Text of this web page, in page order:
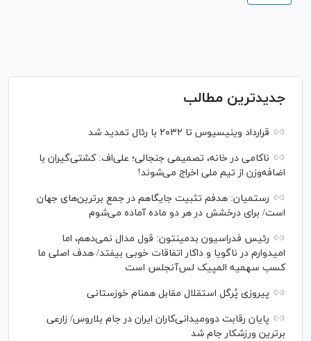
جدیدترین مطالب
قرارداد وینیسیوس تا ۲۰۳۲ با رئال‌ تمدید شد
ناکامی در خانه، تصمیمی جنجالی؛ علی‌اف: کشتی‌گیران با
اضافه‌وزن از تیم ملی اخراج می‌شوند!
رستمیان: هدفم تثبیت جایگاهم در جمع برترین‌های جهان
است/ برای درخشش در هر دو ماده آماده می‌شوم
رئیس فدراسیون بدمینتون: قول مدال نمی‌دهم، اما
امیدوارم در ناگویا و داکار اتفاقات خوبی بیفتد/ هدف اصلی ما
کسب سهمیه المپیک لس‌آنجلس است
پیروزی پُرگل استقلال مقابل همنام خوزستانی
پایان رقابت دوومیدانی‌کاران ایران در جام بلاروس/ زارعی
برترین ورزشکار جام شد